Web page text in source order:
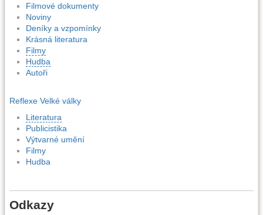
Filmové dokumenty
Noviny
Deníky a vzpomínky
Krásná literatura
Filmy
Hudba
Autoři
Reflexe Velké války
Literatura
Publicistika
Výtvarné umění
Filmy
Hudba
Odkazy